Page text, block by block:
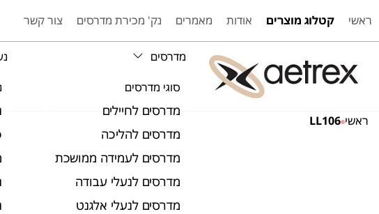
ראשי קטלוג מוצרים אודות מאמרים נק' מכירת מדרסים צור קשר
מדרסים
סוגי מדרסים
מדרסים לחיילים
מדרסים להליכה
מדרסים לעמידה ממושכת
מדרסים לנעלי עבודה
מדרסים לנעלי אלגנט
ראשי LL106